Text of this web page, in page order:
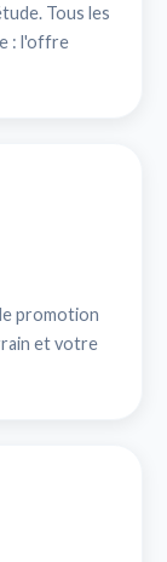
Tous les
: l'offre
promotion
et votre